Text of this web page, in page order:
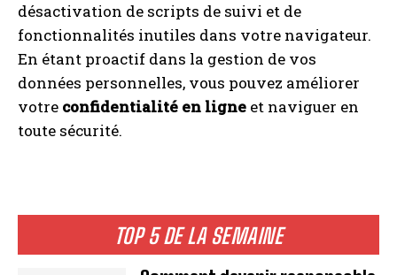
TOP 5 DE LA SEMAINE
désactivation de scripts de suivi et de
fonctionnalités inutiles dans votre navigateur.
En étant proactif dans la gestion de vos
données personnelles, vous pouvez améliorer
votre confidentialité en ligne et naviguer en
toute sécurité.